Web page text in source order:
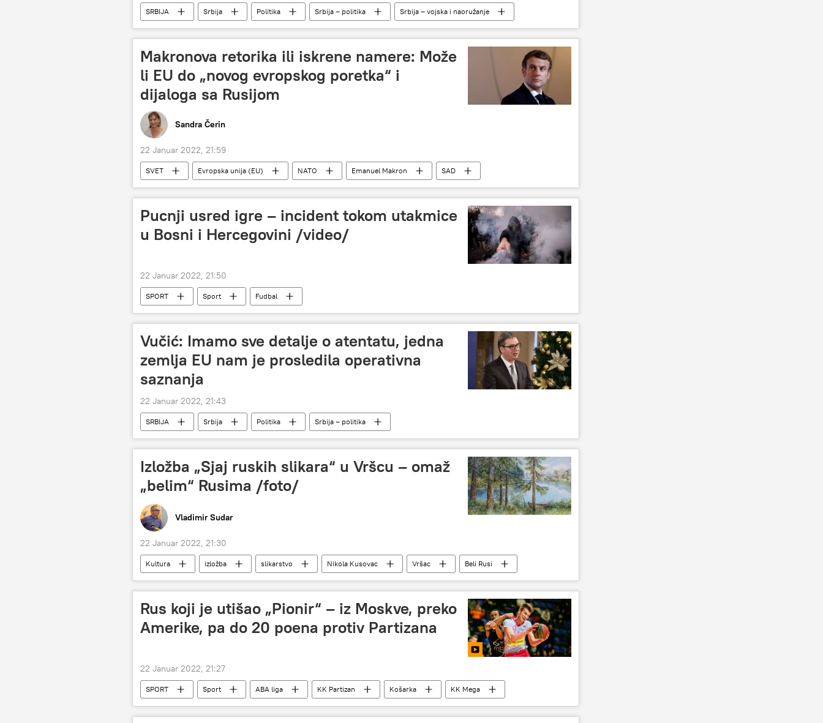
SRBIJA Srbija Politika Srbija – politika
Srbija – vojska i naoružanje
Vojska i naoružanje
Makronova retorika ili iskrene namere: Može
li EU do „novog evropskog poretka“ i
dijaloga sa Rusijom
Sandra Čerin
22 Januar 2022, 21:59
SVET Evropska unija (EU) NATO Emanuel Makron SAD
Pucnji usred igre – incident tokom utakmice
u Bosni i Hercegovini /video/
22 Januar 2022, 21:50
SPORT Sport Fudbal
Vučić: Imamo sve detalje o atentatu, jedna
zemlja EU nam je prosledila operativna
saznanja
22 Januar 2022, 21:43
SRBIJA Srbija Politika Srbija – politika
Izložba „Sjaj ruskih slikara“ u Vršcu – omaž
„belim“ Rusima /foto/
Vladimir Sudar
22 Januar 2022, 21:30
Kultura izložba slikarstvo Nikola Kusovac Vršac
Beli Rusi
KULTURA
Kultura – intervjui i analitika
Rus koji je utišao „Pionir“ – iz Moskve, preko
Amerike, pa do 20 poena protiv Partizana
22 Januar 2022, 21:27
SPORT Sport ABA liga KK Partizan Košarka KK Mega